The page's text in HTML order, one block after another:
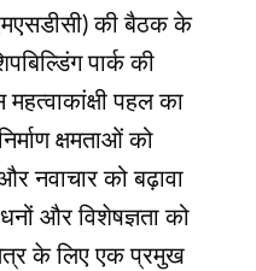
की बैठक के
पार्क की
पहल का
क्षमताओं को
नवाचार को बढ़ावा
और विशेषज्ञता को
के लिए एक प्रमुख